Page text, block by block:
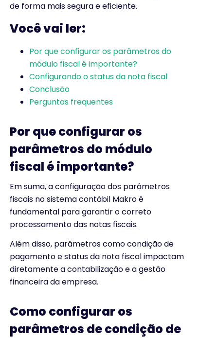
de forma mais segura e eficiente.
Você vai ler:
Por que configurar os parâmetros do
módulo fiscal é importante?
Configurando o status da nota fiscal
Conclusão
Perguntas frequentes
Por que configurar os
parâmetros do módulo
fiscal é importante?
Em suma, a configuração dos parâmetros
fiscais no sistema contábil Makro é
fundamental para garantir o correto
processamento das notas fiscais.
Além disso, parâmetros como condição de
pagamento e status da nota fiscal impactam
diretamente a contabilização e a gestão
financeira da empresa.
Como configurar os
parâmetros de condição de